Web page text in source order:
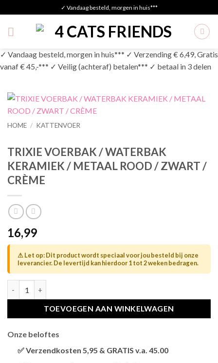
to
content
✓ Vandaag besteld, morgen in huis***
✓ Vandaag besteld, morgen in huis*** ✓ Verzending € 6,49, Gratis
vanaf € 45,-*** ✓ Veilig (achteraf) betalen*** ✓ betaal in 3 delen
HOME / KATTENVOER
TRIXIE VOERBAK / WATERBAK
KERAMIEK / METAAL ROOD / ZWART /
CRÈME
16,99
⚠ Let op: Dit product wordt speciaal voor jou besteld bij onze
leverancier. De levertijd kan hierdoor 1 tot 2 weken bedragen.
TOEVOEGEN AAN WINKELWAGEN
Onze beloftes
✅ Verzendkosten 5,95 & GRATIS v.a. 45.00